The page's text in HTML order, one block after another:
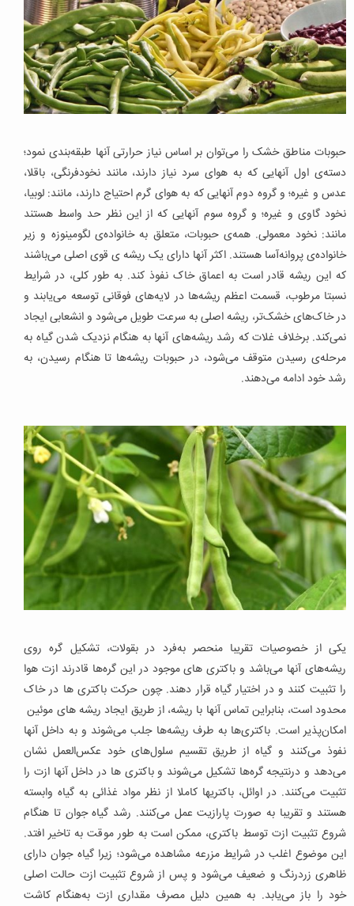
حبوبات مناطق خشک را می‌توان بر اساس نیاز حرارتی آنها طبقه‌بندی نمود؛
دسته‌ی اول آنهایی که به هوای سرد نیاز دارند، مانند نخودفرنگی، باقلا،
عدس و غیره؛ و گروه دوم آنهایی که به هوای گرم احتیاج دارند، مانند: لوبیا،
نخود گاوی و غیره؛ و گروه سوم آنهایی که از این نظر حد واسط هستند
مانند: نخود معمولی. همه‌ی حبوبات، متعلق به خانواده‌ی لگومینوزه و زیر
خانواده‌ی پروانه‌آسا هستند. اکثر آنها دارای یک ریشه ی قوی اصلی می‌باشند
که این ریشه قادر است به اعماق خاک نفوذ کند. به طور کلی، در شرایط
نسبتا مرطوب، قسمت اعظم ریشه‌ها در لایه‌های فوقانی توسعه می‌یابند و
در خاک‌های خشک‌تر، ریشه‌ اصلی به سرعت طویل می‌شود و انشعابی ایجاد
نمی‌کند. برخلاف غلات که رشد ریشه‌های آنها به هنگام نزدیک شدن گیاه به
مرحله‌ی رسیدن متوقف می‌شود، در حبوبات ریشه‌ها تا هنگام رسیدن، به
رشد خود ادامه می‌دهند.
یکی از خصوصیات تقریبا منحصر به‌فرد در بقولات، تشکیل گره روی
ریشه‌های آنها می‌باشد و باکتری های موجود در این گره‌ها قادرند ازت هوا
را تثبیت کنند و در اختیار گیاه قرار دهند. چون حرکت باکتری ها در خاک
محدود است، بنابراین تماس آنها با ریشه، از طریق ایجاد ریشه های موئین
امکان‌پذیر است. باکتری‌ها به طرف ریشه‌ها جلب می‌شوند و به داخل آنها
نفوذ می‌کنند و گیاه از طریق تقسیم سلول‌های خود عکس‌العمل نشان
می‌دهد و درنتیجه گره‌ها تشکیل می‌شوند و باکتری ها در داخل آنها ازت را
تثبیت می‌کنند. در اوائل، باکتریها کاملا از نظر مواد غذائی به گیاه وابسته
هستند و تقریبا به صورت پارازیت عمل می‌کنند. رشد گیاه جوان تا هنگام
شروع تثبیت ازت توسط باکتری، ممکن است به طور موقت به تاخیر افتد.
این موضوع اغلب در شرایط مزرعه مشاهده می‌شود؛ زیرا گیاه جوان دارای
ظاهری زردرنگ و ضعیف می‌شود و پس از شروع تثبیت ازت حالت اصلی
خود را باز می‌یابد. به همین دلیل مصرف مقداری ازت به‌هنگام کاشت